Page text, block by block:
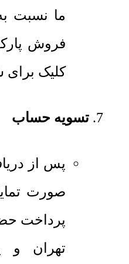
ما نسبت
کلیک برای
تسویه حساب
پس از
صورت
پرداخت
تهران و